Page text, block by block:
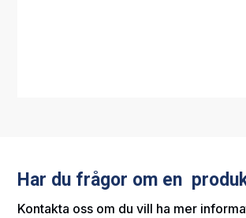
Har du frågor om en
Kontakta oss om du vill ha mer